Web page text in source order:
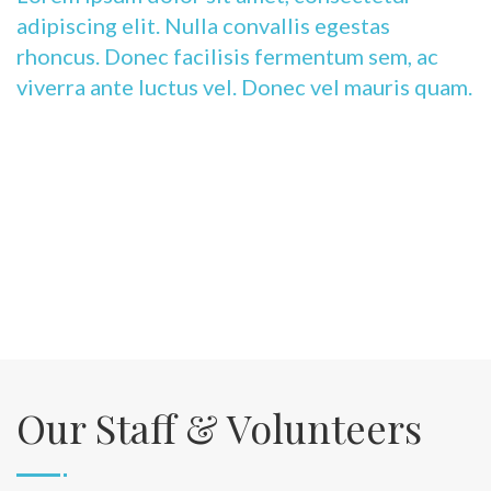
adipiscing elit. Nulla convallis egestas
rhoncus. Donec facilisis fermentum sem, ac
viverra ante luctus vel. Donec vel mauris quam.
Our Staff & Volunteers